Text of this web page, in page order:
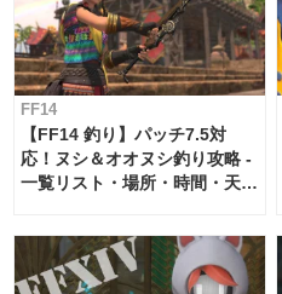
FF14
【FF14 釣り】パッチ7.5対
応！ヌシ＆オオヌシ釣り攻略 -
一覧リスト・場所・時間・天